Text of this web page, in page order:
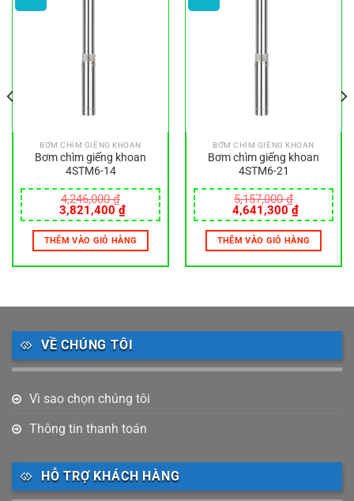
BƠM CHÌM GIẾNG KHOAN
Bơm chìm giếng khoan
4STM6-14
4,246,000₫
Giá
gốc
là:
4,246,000 ₫.
3,821,400 ₫Giá
hiện
tại
là:
3,821,400 ₫.
THÊM VÀO GIỎ HÀNG
BƠM CHÌM GIẾNG KHOAN
Bơm chìm giếng khoan
4STM6-21
5,157,000₫
Giá
gốc
là:
5,157,000 ₫.
4,641,300 ₫Giá
hiện
tại
là:
THÊM VÀO GIỎ HÀNG
VỀ CHÚNG TÔI
Vì sao chọn chúng tôi
Thông tin thanh toán
HỖ TRỢ KHÁCH HÀNG